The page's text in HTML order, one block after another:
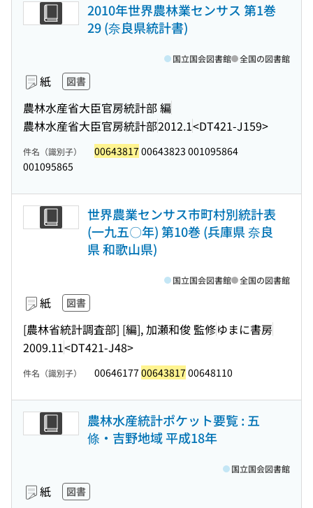
2010年世界農林業センサス 第1巻
29 (奈良県統計書)
紙 図書
農林水産省大臣官房統計部 編
農林水産省大臣官房統計部2012.1<DT421-J159>
国立国会図書館 全国の図書館
件名（識別子） 00643817 00643823 001095864
001095865
世界農業センサス市町村別統計表
(一九五〇年) 第10巻 (兵庫県 奈良
県 和歌山県)
紙 図書
[農林省統計調査部] [編], 加瀬和俊 監修ゆまに書房
2009.11<DT421-J48>
国立国会図書館 全国の図書館
件名（識別子） 00646177 00643817 00648110
農林水産統計ポケット要覧 : 五
條・吉野地域 平成18年
紙 図書
国立国会図書館